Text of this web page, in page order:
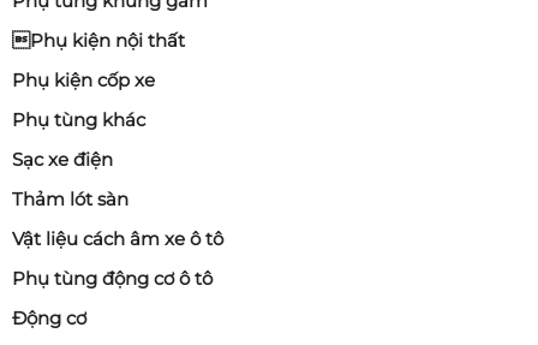
Phụ kiện nội thất
Phụ kiện cốp xe
Phụ tùng khác
Sạc xe điện
Thảm lót sàn
Vật liệu cách âm xe ô tô
Phụ tùng động cơ ô tô
Động cơ